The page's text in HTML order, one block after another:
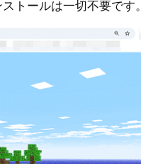
トールは一切不要です。